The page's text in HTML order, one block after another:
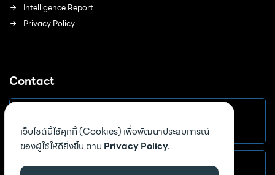
Intelligence Report
Privacy Policy
Contact
sales@birthnote.co
Address
เว็บไซต์นี้ใช้คุกกี้ (Cookies) เพื่อพัฒนาประสบการณ์
ของผู้ใช้ให้ดียิ่งขึ้น ตาม Privacy Policy.